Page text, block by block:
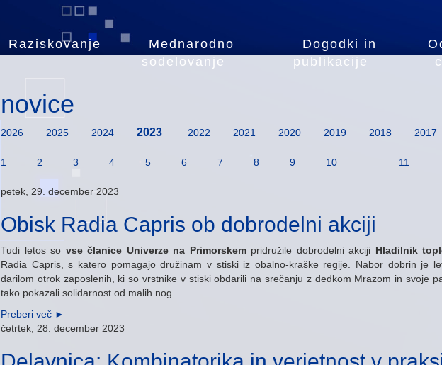
Raziskovanje
Mednarodno
sodelovanje
Dogodki in
publikacije
novice
2026 2025 2024 2023 2022 2021 2020 2019 2018 2017
1 2 3 4 5 6 7 8 9 10 11
petek, 29. december 2023
Obisk Radia Capris ob dobrodelni akciji
Tudi letos so vse članice Univerze na Primorskempridružile dobrodelni akciji Hladilnik
Radia Capris, s katero pomagajo družinam v stiski iz obalno-kraške regije. Nabor dobrin je
darilom otrok zaposlenih, ki so vrstnike v stiski obdarili na srečanju z dedkom Mrazom in svoje
tako pokazali solidarnost od malih nog.
Preberi več ►
četrtek, 28. december 2023